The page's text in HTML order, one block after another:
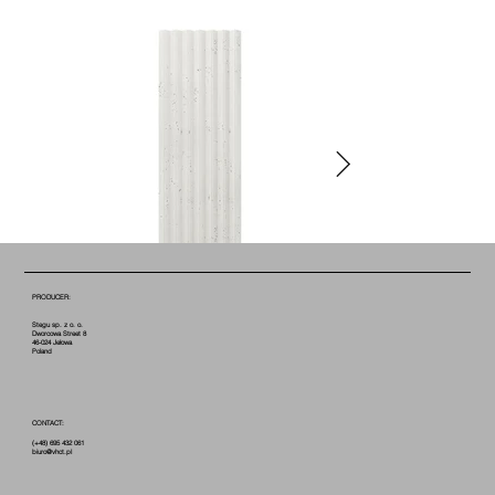
PRODUCER:
Stegu sp. z o. o.
Dworcowa Street 8
46-024 Jełowa
Poland
CONTACT:
(+48) 695 432 061
biuro@vhct.pl